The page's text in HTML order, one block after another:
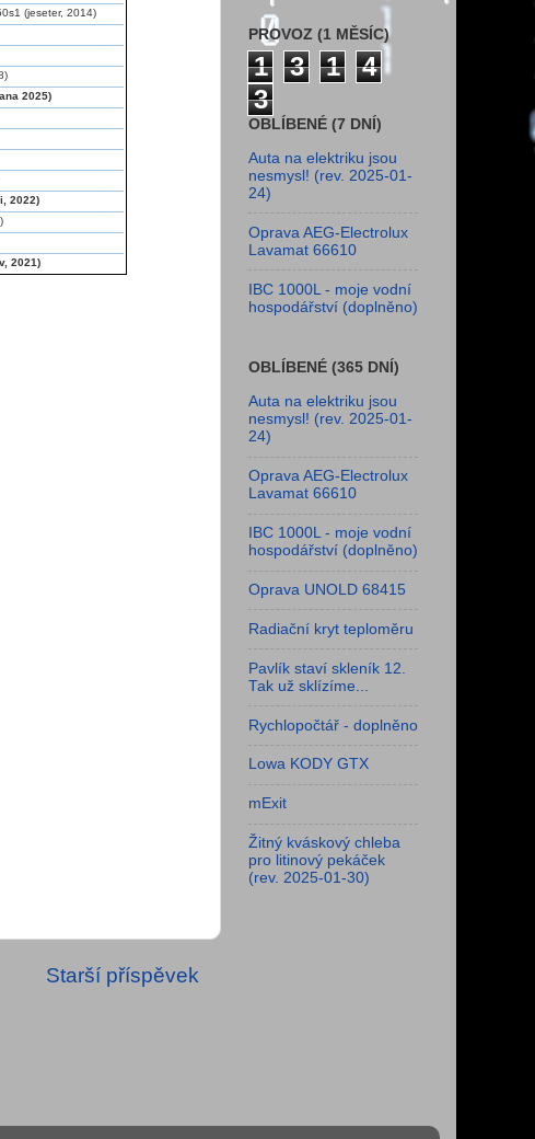
(jeseter, 2014)
2025)
2022)
2021)
Starší příspěvek
PROVOZ (1 MĚSÍC)
1 3 1
4
3
OBLÍBENÉ (7 DNÍ)
Auta na elektriku jsou
nesmysl! (rev. 2025-01-
24)
Oprava AEG-Electrolux
Lavamat 66610
IBC 1000L - moje vodní
hospodářství (doplněno)
OBLÍBENÉ (365 DNÍ)
Auta na elektriku jsou
nesmysl! (rev. 2025-01-
24)
Oprava AEG-Electrolux
Lavamat 66610
IBC 1000L - moje vodní
hospodářství (doplněno)
Oprava UNOLD 68415
Radiační kryt teploměru
Pavlík staví skleník 12.
Tak už sklízíme...
Rychlopočtář - doplněno
Lowa KODY GTX
mExit
Žitný kváskový chleba
pro litinový pekáček
(rev. 2025-01-30)